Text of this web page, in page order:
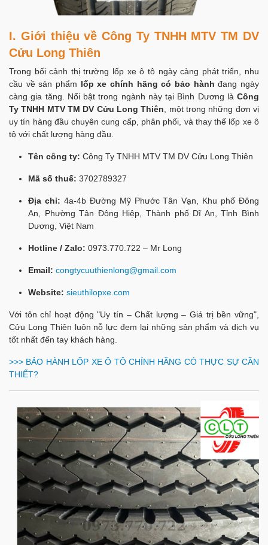
I. Giới thiệu về Công Ty TNHH MTV TM DV
Cửu Long Thiên
Trong bối cảnh thị trường lốp xe ô tô ngày càng phát triển, nhu
cầu về sản phẩm lốp xe chính hãng có bảo hành đang ngày
càng gia tăng. Nổi bật trong ngành này tại Bình Dương là Công
Ty TNHH MTV TM DV Cửu Long Thiên , một trong những đơn vị
uy tín hàng đầu chuyên cung cấp, phân phối, và thay thế lốp xe ô
tô với chất lượng hàng đầu.
Tên công ty: Công Ty TNHH MTV TM DV Cửu Long Thiên
Mã số thuế: 3702789327
Địa chỉ: 4a-4b Đường Mỹ Phước Tân Vạn, Khu phố Đông
An, Phường Tân Đông Hiệp, Thành phố Dĩ An, Tỉnh Bình
Dương, Việt Nam
Hotline / Zalo: 0973.770.722 – Mr Long
Email: congtycuuthienlong@gmail.com
Website: sieuthilopxe.com
Với tôn chỉ hoạt động "Uy tín – Chất lượng – Giá trị bền vững",
Cửu Long Thiên luôn nỗ lực đem lại những sản phẩm và dịch vụ
tốt nhất đến tay khách hàng.
>>> BẢO HÀNH LỐP XE Ô TÔ CHÍNH HÃNG CÓ THỰC SỰ CẦN
THIẾT?